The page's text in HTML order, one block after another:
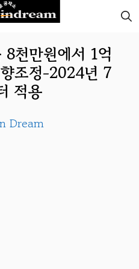
천만원에서 1억
조정-2024년 7
적용
Dream